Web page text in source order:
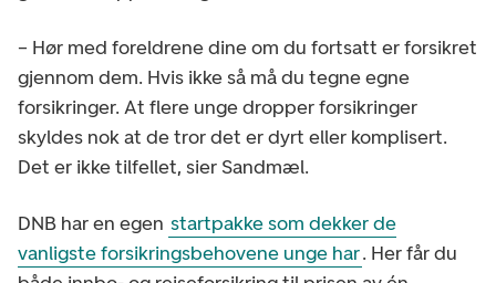
– Hør med foreldrene dine om du fortsatt er forsikret
gjennom dem. Hvis ikke så må du tegne egne
forsikringer. At flere unge dropper forsikringer
skyldes nok at de tror det er dyrt eller komplisert.
Det er ikke tilfellet, sier Sandmæl.
DNB har en egen startpakke som dekker de
vanligste forsikringsbehovene unge har. Her får du